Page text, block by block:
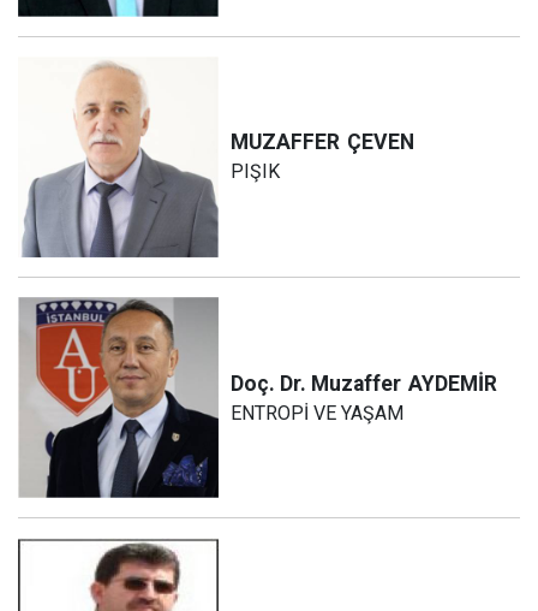
MUZAFFER ÇEVEN
PIŞIK
Doç. Dr. Muzaffer AYDEMİR
ENTROPİ VE YAŞAM